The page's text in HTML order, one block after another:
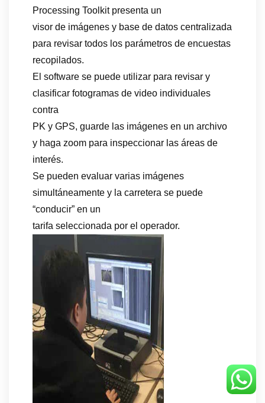
Processing Toolkit presenta un
visor de imágenes y base de datos centralizada
para revisar todos los parámetros de encuestas
recopilados.
El software se puede utilizar para revisar y
clasificar fotogramas de video individuales
contra
PK y GPS, guarde las imágenes en un archivo
y haga zoom para inspeccionar las áreas de
interés.
Se pueden evaluar varias imágenes
simultáneamente y la carretera se puede
“conducir” en un
tarifa seleccionada por el operador.